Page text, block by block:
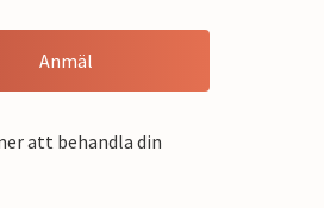
Anmäl
att behandla din